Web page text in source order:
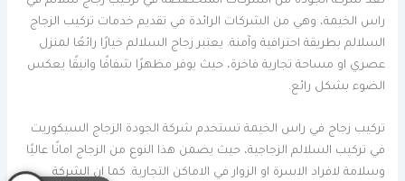
راس الخيمة، وهي من الشركات الرائدة في تقديم خدمات تركيب الزجاج
السلالم بطريقة احترافية وآمنة. يعتبر زجاج السلالم خيارًا رائعًا لمنزل
عصري او مساحة تجارية فاخرة، حيث يوفر مظهرًا شفافًا وانيقًا يعكس
الضوء بشكل رائع.
تركيب زجاج في راس الخيمة تستخدم شركة الجودة الزجاج السيكوريت
في تركيب السلالم الزجاجية، حيث يضمن هذا النوع من الزجاج امانًا عاليًا
وسلامة لافراد الاسرة او الزوار في الاماكن التجارية. كما ان الشركة